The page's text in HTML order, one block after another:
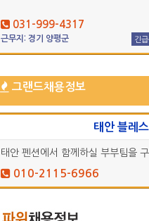
031-999-4317
근무지: 경기 양평군 긴
그랜드채용정보
태안 블레
태안 펜션에서 함께하실 부부팀을
010-2115-6966